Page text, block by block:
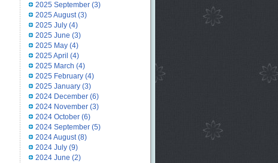
2025 September(3)
2025 August(3)
2025 July(4)
2025 June (3)
2025 May(4)
2025 April (4)
2025 March (4)
2025 February(4)
2025 January(3)
2024 December(6)
2024 November(3)
2024 October(6)
2024 September(5)
2024 August(8)
2024 July(9)
2024 June (2)